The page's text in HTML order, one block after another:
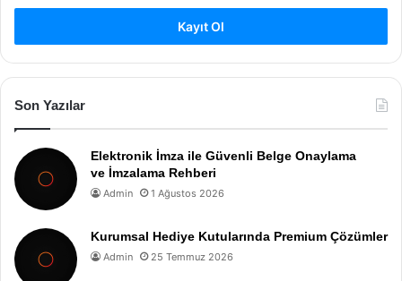
Kayıt Ol
Son Yazılar
Elektronik İmza ile Güvenli Belge Onaylama
ve İmzalama Rehberi
Admin 1 Ağustos 2026
Kurumsal Hediye Kutularında Premium Çözümler
Admin 25 Temmuz 2026